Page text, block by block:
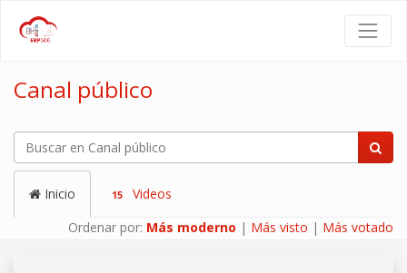
Canal público
Inicio 15
Videos
Ordenar por: Más moderno | Más visto | Más votado